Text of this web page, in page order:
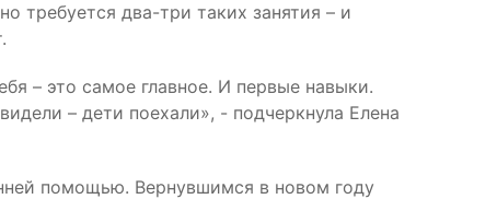
требуется два-три таких занятия – и
– это самое главное. И первые навыки.
– дети поехали», - подчеркнула Елена
помощью. Вернувшимся в новом году